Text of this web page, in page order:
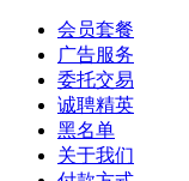
会员套餐
广告服务
委托交易
诚聘精英
黑名单
关于我们